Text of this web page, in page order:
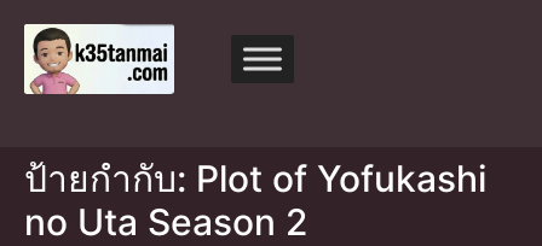
ป้ายกำกับ: Plot of Yofukashi
no Uta Season 2